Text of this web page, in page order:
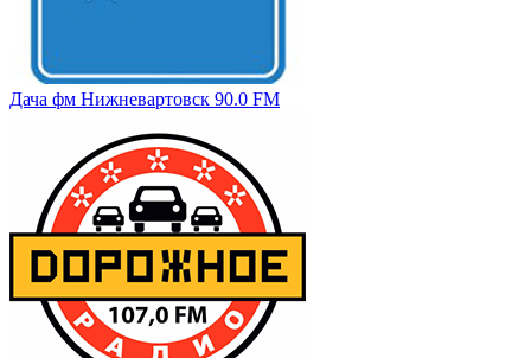
Дача фм Нижневартовск 90.0 FM